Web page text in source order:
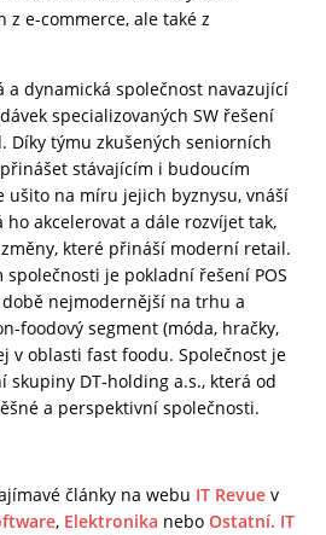
z e-commerce, ale také z
a dynamická společnost navazující
specializovaných SW řešení
Díky týmu zkušených seniorních
stávajícím i budoucím
ušito na míru jejich byznysu, vnáší
akcelerovat a dále rozvíjet tak,
které přináší moderní retail.
je pokladní řešení POS
době nejmodernější na trhu a
foodový segment (móda, hračky,
v oblasti fast foodu. Společnost je
skupiny DT‑holding a.s., která od
a perspektivní společnosti.
články na webu IT Revue v
, Elektronika nebo Ostatní. IT